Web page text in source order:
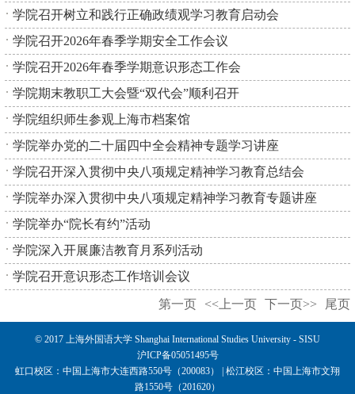
学院召开树立和践行正确政绩观学习教育启动会
学院召开2026年春季学期安全工作会议
学院召开2026年春季学期意识形态工作会
学院期末教职工大会暨“双代会”顺利召开
学院组织师生参观上海市档案馆
学院举办党的二十届四中全会精神专题学习讲座
学院召开深入贯彻中央八项规定精神学习教育总结会
学院举办深入贯彻中央八项规定精神学习教育专题讲座
学院举办“院长有约”活动
学院深入开展廉洁教育月系列活动
学院召开意识形态工作培训会议
第一页 <<上一页 下一页>> 尾页
© 2017 上海外国语大学 Shanghai International Studies University - SISU
沪ICP备05051495号
虹口校区：中国上海市大连西路550号（200083） | 松江校区：中国上海市文翔
路1550号（201620）